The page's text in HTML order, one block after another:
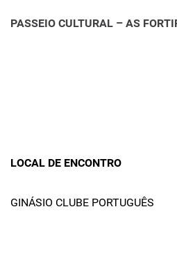
PASSEIO CULTURAL – AS
LOCAL DE ENCONTRO
GINÁSIO CLUBE PORTUGUÊS